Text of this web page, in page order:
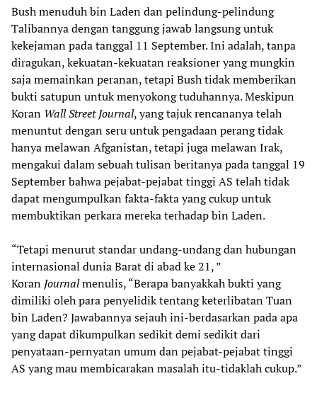
Bush menuduh bin Laden dan pelindung-pelindung
Talibannya dengan tanggung jawab langsung untuk
kekejaman pada tanggal 11 September. Ini adalah, tanpa
diragukan, kekuatan-kekuatan reaksioner yang mungkin
saja memainkan peranan, tetapi Bush tidak memberikan
bukti satupun untuk menyokong tuduhannya. Meskipun
Koran Wall Street Journal, yang tajuk rencananya telah
menuntut dengan seru untuk pengadaan perang tidak
hanya melawan Afganistan, tetapi juga melawan Irak,
mengakui dalam sebuah tulisan beritanya pada tanggal 19
September bahwa pejabat-pejabat tinggi AS telah tidak
dapat mengumpulkan fakta-fakta yang cukup untuk
membuktikan perkara mereka terhadap bin Laden.
“Tetapi menurut standar undang-undang dan hubungan
internasional dunia Barat di abad ke 21, ”
Koran Journalmenulis, “Berapa banyakkah bukti yang
dimiliki oleh para penyelidik tentang keterlibatan Tuan
bin Laden? Jawabannya sejauh ini-berdasarkan pada apa
yang dapat dikumpulkan sedikit demi sedikit dari
penyataan-pernyatan umum dan pejabat-pejabat tinggi
AS yang mau membicarakan masalah itu-tidaklah cukup.”